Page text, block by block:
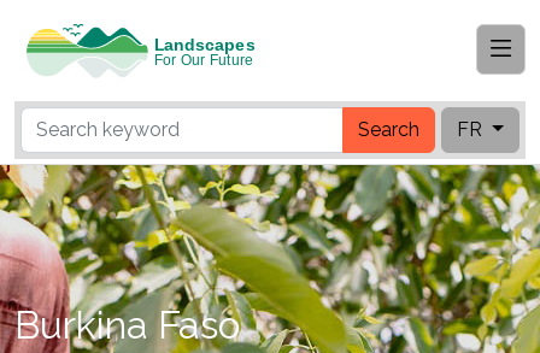
Search FR
Burkina Faso